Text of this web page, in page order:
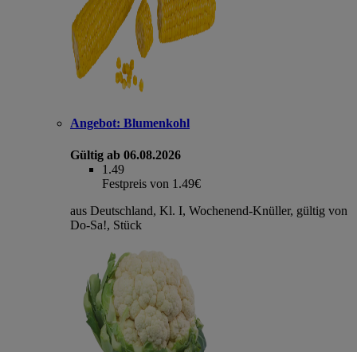
Angebot: Blumenkohl
Gültig ab 06.08.2026
1.49
Festpreis von 1.49€
aus Deutschland, Kl. I, Wochenend-Knüller, gültig von
Do-Sa!, Stück